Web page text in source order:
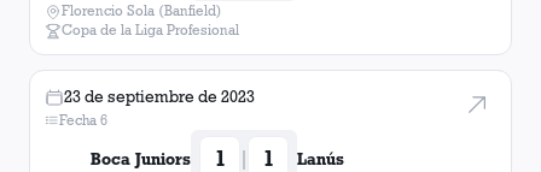
Florencio Sola (Banfield)
Copa de la Liga Profesional
23 de septiembre de 2023
Fecha 6
Boca Juniors 1 | 1 Lanús